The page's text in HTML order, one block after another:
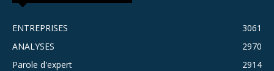
ENTREPRISES
3061
ANALYSES
2970
Parole d'expert
2914